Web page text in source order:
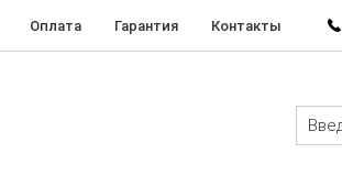
Оплата Гарантия Контакты